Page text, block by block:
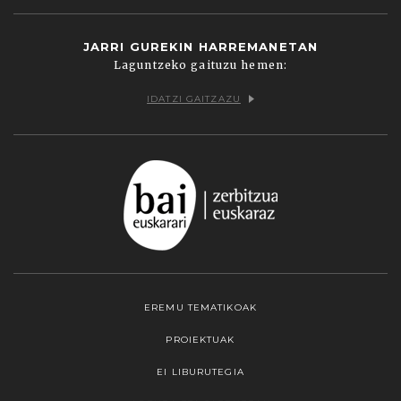
JARRI GUREKIN HARREMANETAN
Laguntzeko gaituzu hemen:
IDATZI GAITZAZU
EREMU TEMATIKOAK
PROIEKTUAK
EI LIBURUTEGIA